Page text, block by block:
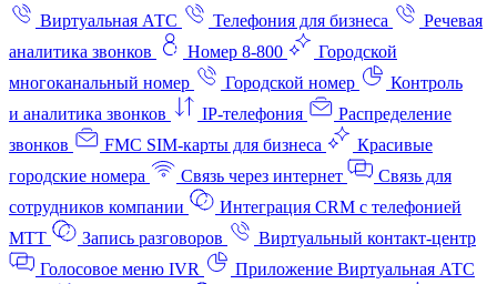
Виртуальная АТС
Телефония для бизнеса
Речевая
аналитика звонков
Номер 8-800
Городской
многоканальный номер
Городской номер
Контроль
и аналитика звонков
IP-телефония
Распределение
звонков
FMC SIM-карты для бизнеса
Красивые
городские номера
Связь через интернет
Связь для
сотрудников компании
Интеграция CRM с телефонией
МТТ
Запись разговоров
Виртуальный контакт‑центр
Голосовое меню IVR
Приложение Виртуальная АТС